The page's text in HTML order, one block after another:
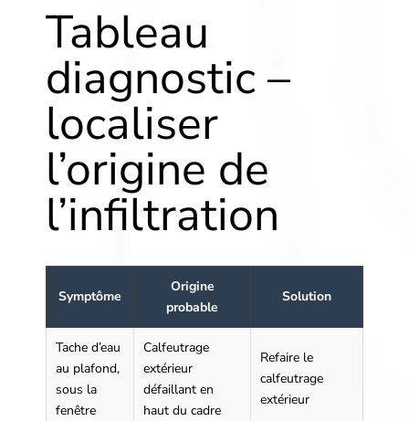
Tableau
diagnostic –
localiser
l’origine de
l’infiltration
Symptôme
Origine
probable
Solution
Tache d’eau
au plafond,
sous la
fenêtre
Calfeutrage
extérieur
défaillant en
haut du cadre
Refaire le
calfeutrage
extérieur